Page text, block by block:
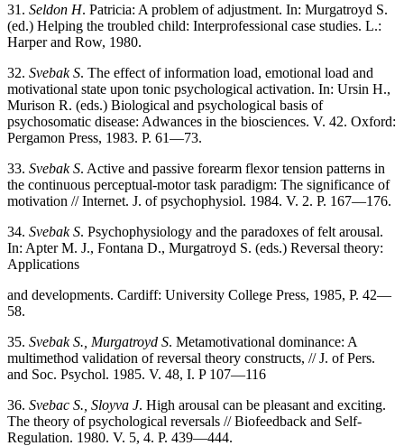
31. Seldon H. Patricia: A problem of adjustment. In: Murgatroyd S.
(ed.) Helping the troubled child: Interprofessional case studies. L.:
Harper and Row, 1980.
32. Svebak S. The effect of information load, emotional load and
motivational state upon tonic psychological activation. In: Ursin H.,
Murison R. (eds.) Biological and psychological basis of
psychosomatic disease: Adwances in the biosciences. V. 42. Oxford:
Pergamon Press, 1983. P. 61—73.
33. Svebak S. Active and passive forearm flexor tension patterns in
the continuous perceptual-motor task paradigm: The significance of
motivation // Internet. J. of psychophysiol. 1984. V. 2. P. 167—176.
34. Svebak S. Psychophysiology and the paradoxes of felt arousal.
In: Apter M. J., Fontana D., Murgatroyd S. (eds.) Reversal theory:
Applications
and developments. Cardiff: University College Press, 1985, P. 42—
58.
35. Svebak S., Murgatroyd S. Metamotivational dominance: A
multimethod validation of reversal theory constructs, // J. of Pers.
and Soc. Psychol. 1985. V. 48, I. P 107—116
36. Svebac S., Sloyva J. High arousal can be pleasant and exciting.
The theory of psychological reversals // Biofeedback and Self-
Regulation. 1980. V. 5, 4. P. 439—444.